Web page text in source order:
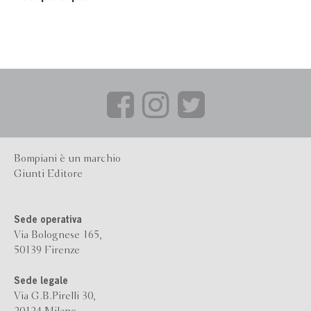
Bompiani è un marchio
Giunti Editore
Sede operativa
Via Bolognese 165,
50139 Firenze
Sede legale
Via G.B.Pirelli 30,